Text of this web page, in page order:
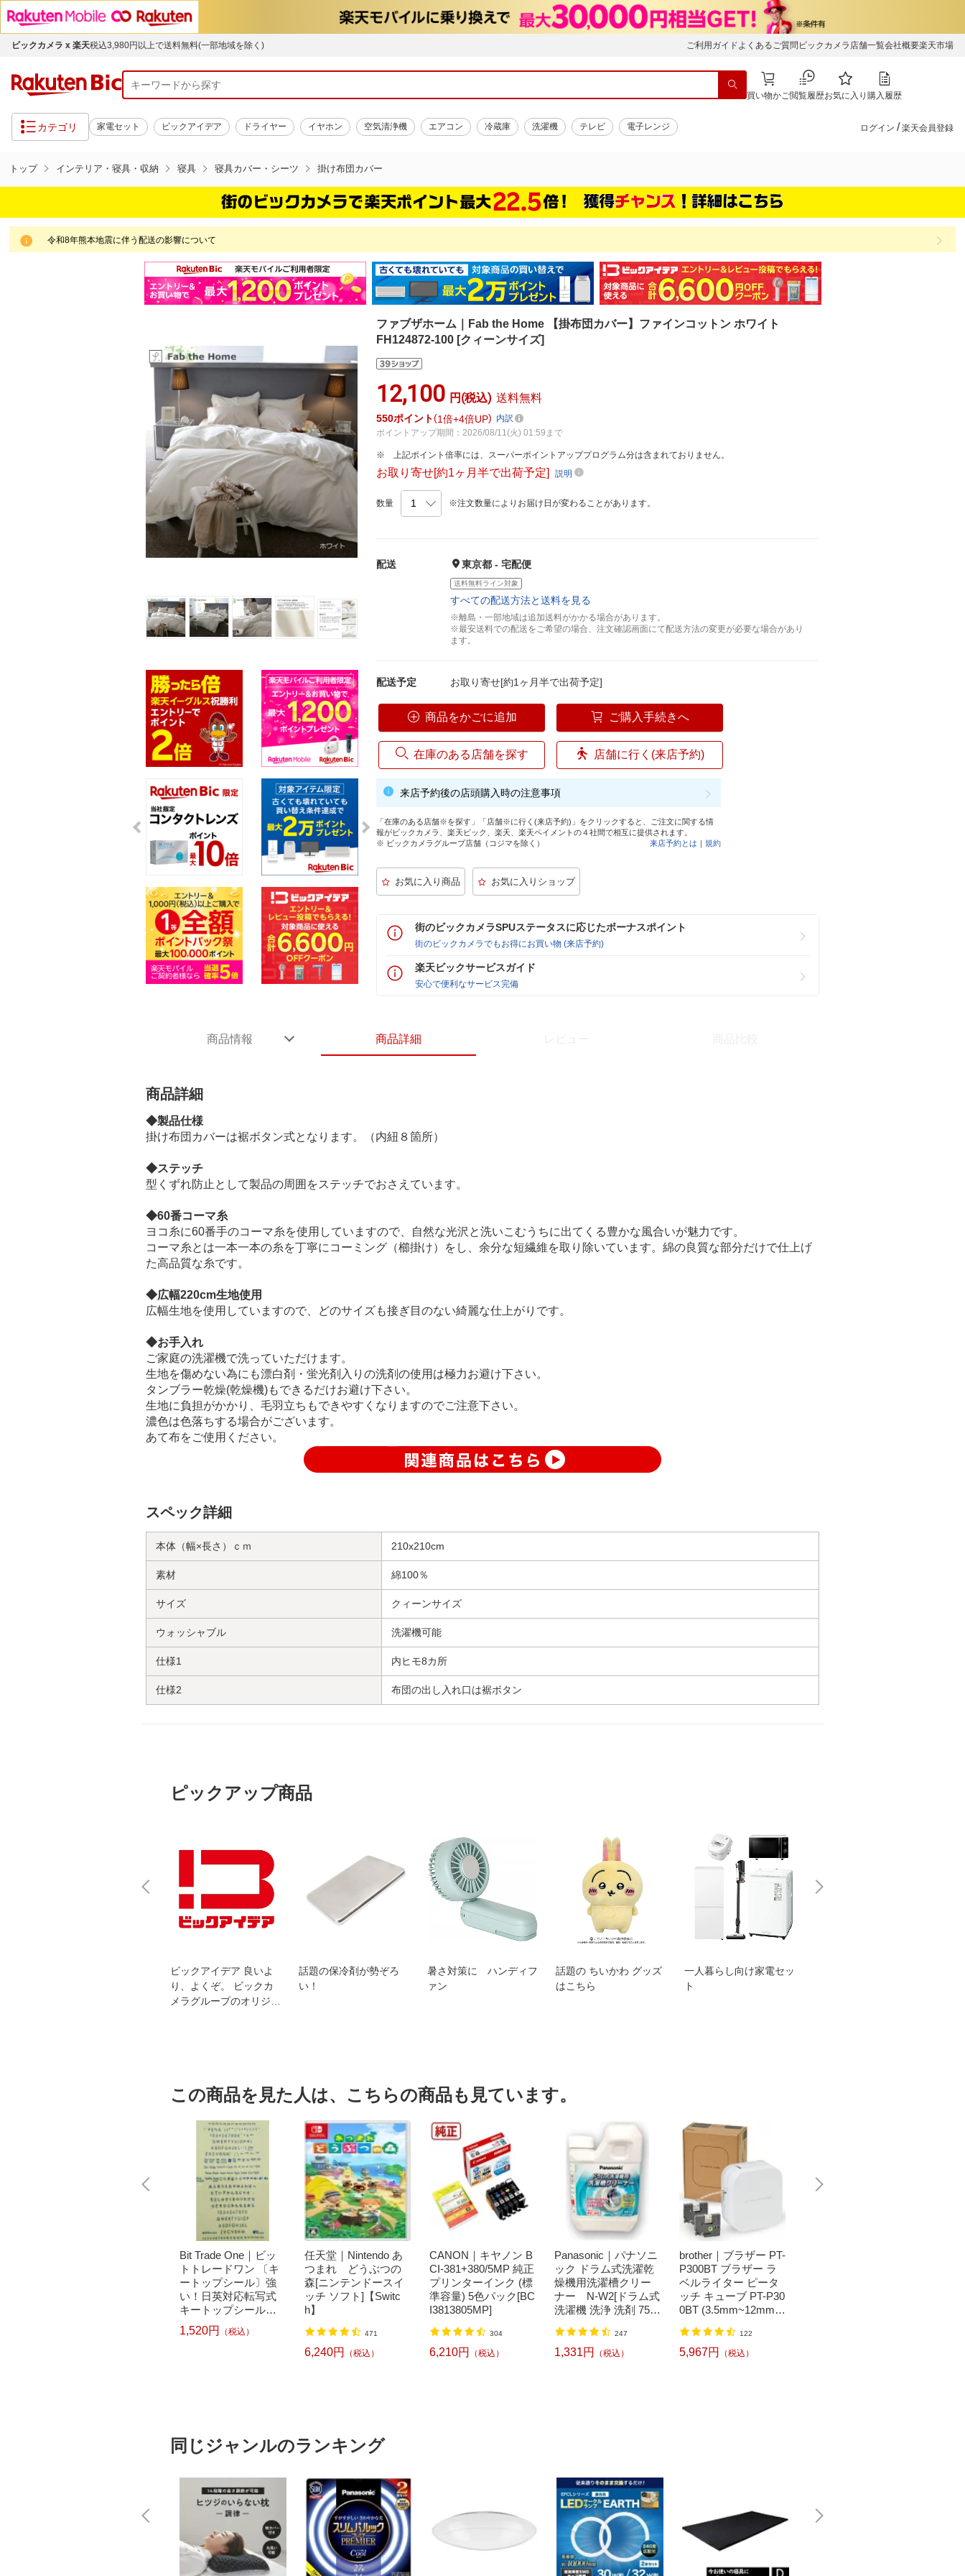
ビックカメラ x 楽天税込3,980円以上で送料無料(一部地域を除く) ご利用ガイド よくあるご質問 ビックカメラ店舗一覧会社概要楽天市場
買い物かご閲覧履歴お気に入り 購入履歴
カテゴリ 家電セット ビックアイデア ドライヤー イヤホン 空気清浄機 エアコン 冷蔵庫 洗濯機 テレビ 電子レンジ ログイン / 楽天会員登録
トップ インテリア・寝具・収納 寝具 寝具カバー・シーツ 掛け布団カバー
令和8年熊本地震に伴う配送の影響について
ファブザホーム｜Fab the Home 【掛布団カバー】ファインコットン ホワイト
FH124872-100 [クィーンサイズ]
12,100 円(税込) 送料無料
550ポイント 1倍 4倍UP
内訳
ポイントアップ期間：2026/08/11(火) 01:59まで
上記ポイント倍率には、スーパーポイントアッププログラム分は含まれておりません。
お取り寄せ[約1ヶ月半で出荷予定]説明
数量 ※注文数量によりお届け日が変わることがあります。
配送 東京都 - 宅配便
送料無料ライン対象
すべての配送方法と送料を見る
※離島・一部地域は追加送料がかかる場合があります。
※最安送料での配送をご希望の場合、注文確認画面にて配送方法の変更が必要な場合があり
ます。
配送予定 お取り寄せ[約1ヶ月半で出荷予定]
商品をかごに追加 ご購入手続きへ
在庫のある店舗を探す 店舗に行く(来店予約)
来店予約後の店頭購入時の注意事項
「在庫のある店舗※を探す」「店舗※に行く(来店予約)」をクリックすると、ご注文に関する情
報がビックカメラ、楽天ビック、楽天、楽天ペイメントの４社間で相互に提供されます。
※ ビックカメラグループ店舗（コジマを除く）
来店予約とは ｜規約
街のビックカメラSPUステータスに応じたボーナスポイント
街のビックカメラでもお得にお買い物 (来店予約)
楽天ビックサービスガイド
安心で便利なサービス完備
商品情報 商品詳細
商品詳細
◆製品仕様
掛け布団カバーは裾ボタン式となります。（内紐８箇所）
◆ステッチ
型くずれ防止として製品の周囲をステッチでおさえています。
◆60番コーマ糸
ヨコ糸に60番手のコーマ糸を使用していますので、自然な光沢と洗いこむうちに出てくる豊かな風合いが魅力です。
コーマ糸とは一本一本の糸を丁寧にコーミング（櫛掛け）をし、余分な短繊維を取り除いています。綿の良質な部分だけで仕上げ
た高品質な糸です。
◆広幅220cm生地使用
広幅生地を使用していますので、どのサイズも接ぎ目のない綺麗な仕上がりです。
◆お手入れ
ご家庭の洗濯機で洗っていただけます。
生地を傷めない為にも漂白剤・蛍光剤入りの洗剤の使用は極力お避け下さい。
タンブラー乾燥(乾燥機)もできるだけお避け下さい。
生地に負担がかかり、毛羽立ちもできやすくなりますのでご注意下さい。
濃色は色落ちする場合がございます。
あて布をご使用ください。
スペック詳細
本体（幅×長さ）ｃｍ 210x210cm
素材 綿100％
サイズ クィーンサイズ
ウォッシャブル 洗濯機可能
仕様1 内ヒモ8カ所
仕様2 布団の出し入れ口は裾ボタン
ピックアップ商品
ビックアイデア 良いよ
り、よくぞ。 ビックカ
メラグループのオリジナ
話題の保冷剤が勢ぞろ
い！
暑さ対策に ハンディフ
ァン
話題の ちいかわ グッズ
はこちら
一人暮らし向け家電セッ
ト
この商品を見た人は、こちらの商品も見ています。
Bit Trade One｜ビッ
トトレードワン 〔キ
ートップシール〕強
い！日英対応転写式
キートップシールセ
ット ブルー DYKTSB
L
1,520円 （税込）
任天堂｜Nintendo あ
つまれ どうぶつの
森[ニンテンドースイ
ッチ ソフト]【Switc
h】
471
6,240円 （税込）
CANON｜キヤノン B
CI-381+380/5MP 純正
プリンターインク (標
準容量) 5色パック[BC
I3813805MP]
304
6,210円 （税込）
Panasonic｜パナソニ
ック ドラム式洗濯乾
燥機用洗濯槽クリー
ナー N-W2[ドラム式
洗濯機 洗浄 洗剤 750
247
1,331円 （税込）
brother｜ブラザー PT-
P300BT ブラザー ラ
ベルライター ピータ
ッチ キューブ PT-P30
0BT (3.5mm~12mm
CH CUBE（ピータッ
チキューブ）[PTP300
122
5,967円 （税込）
同じジャンルのランキング